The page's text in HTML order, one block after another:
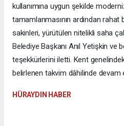
kullanımına uygun şekilde
tamamlanmasının ardından
sakinleri, yürütülen nitelikli saha
Belediye Başkanı Anıl Yetişkin ve
teşekkürlerini iletti. Kent
belirlenen takvim dâhilinde devam
HÜRAYDIN HABER